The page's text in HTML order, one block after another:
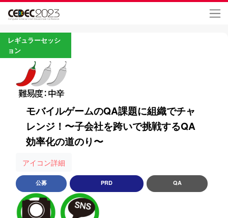
レギュラーセッシ
ョン
モバイルゲームのQA課題に組織でチャ
レンジ！〜子会社を跨いで挑戦するQA
効率化の道のり〜
アイコン詳細
公募 PRD QA